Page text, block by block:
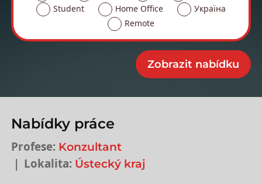
Student
Home Office
Україна
Remote
Nabídky práce
Profese: Konzultant
Lokalita: Ústecký kraj